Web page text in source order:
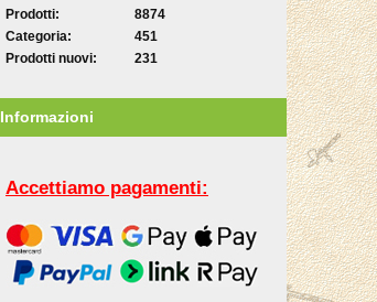
Prodotti:
8874
Categoria:
451
Prodotti nuovi:
231
Informazioni
Accettiamo pagamenti: